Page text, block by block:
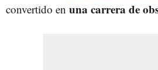
convertido en una carrera de